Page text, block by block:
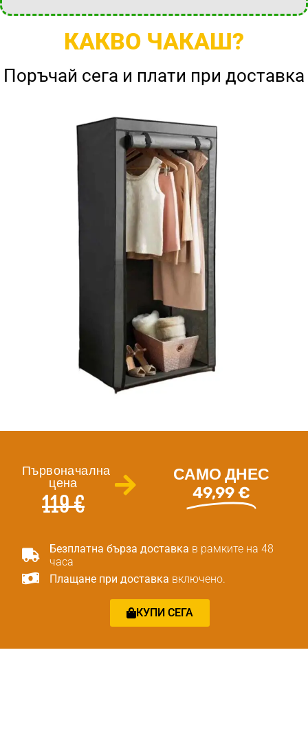
КАКВО ЧАКАШ?
Поръчай сега и плати при доставка
Първоначална
цена
119 €
САМО ДНЕС
49,99 €
Безплатна бърза доставка в рамките на 48
часа
Плащане при доставка включено.
КУПИ СЕГА